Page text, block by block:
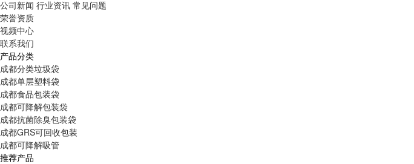
公司新闻 行业资讯 常见问题
荣誉资质
视频中心
联系我们
产品分类
成都分类垃圾袋
成都单层塑料袋
成都食品包装袋
成都可降解包装袋
成都抗菌除臭包装袋
成都GRS可回收包装
成都可降解吸管
推荐产品